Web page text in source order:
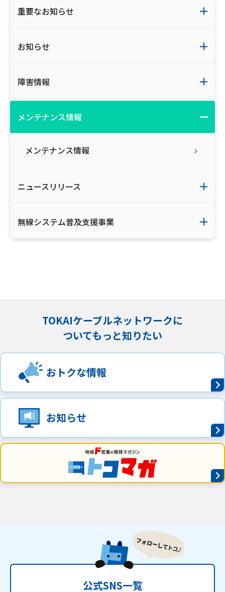
重要なお知らせ
お知らせ
障害情報
メンテナンス情報
メンテナンス情報
ニュースリリース
無線システム普及支援事業
TOKAIケーブルネットワークに
ついてもっと知りたい
おトクな情報
お知らせ
公式SNS一覧